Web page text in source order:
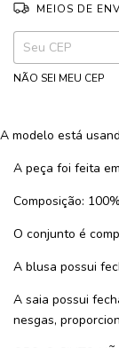
MEIOS DE
Entregas para o CEP:
NÃO SEI MEU CEP
A modelo está
A peça foi feita
Composição:
O conjunto é
A blusa possui
A saia possui
nesgas,